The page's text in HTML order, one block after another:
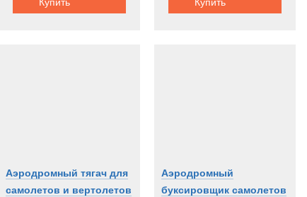
Аэродромный тягач для
самолетов и вертолетов
Аэродромный
буксировщик самолетов